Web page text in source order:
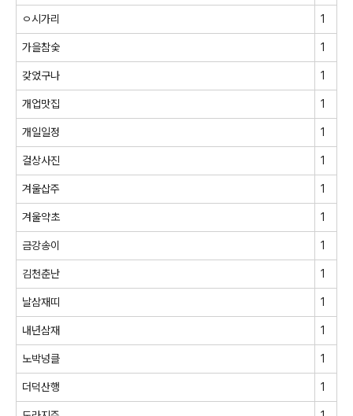
ㅇ시가리 1
가을참숯 1
갖었구나 1
개업맛집 1
개일일정 1
걸상사진 1
겨울삽주 1
겨울약초 1
금강송이 1
김천춘난 1
날삼재띠 1
내년삼재 1
노박넝클 1
더덕산행 1